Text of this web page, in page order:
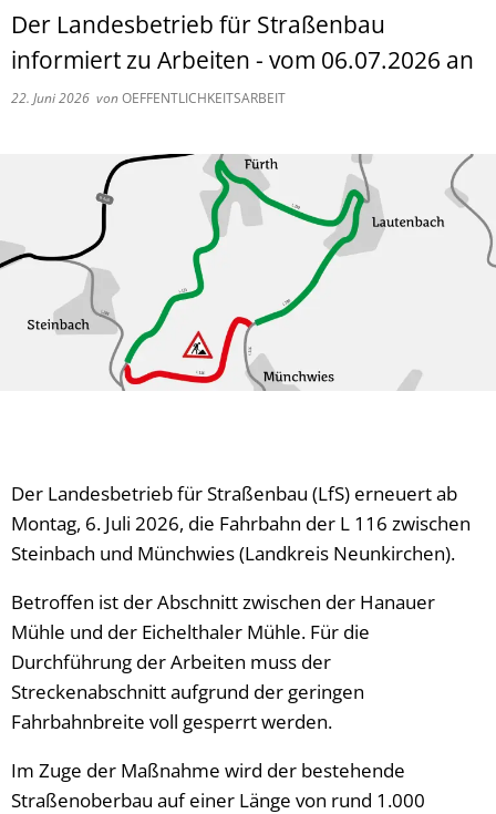
Der Landesbetrieb für Straßenbau
informiert zu Arbeiten - vom 06.07.2026 an
22. Juni 2026 vonOEFFENTLICHKEITSARBEIT
Der Landesbetrieb für Straßenbau (LfS) erneuert ab
Montag, 6. Juli 2026, die Fahrbahn der L 116 zwischen
Steinbach und Münchwies (Landkreis Neunkirchen).
Betroffen ist der Abschnitt zwischen der Hanauer
Mühle und der Eichelthaler Mühle. Für die
Durchführung der Arbeiten muss der
Streckenabschnitt aufgrund der geringen
Fahrbahnbreite voll gesperrt werden.
Im Zuge der Maßnahme wird der bestehende
Straßenoberbau auf einer Länge von rund 1.000